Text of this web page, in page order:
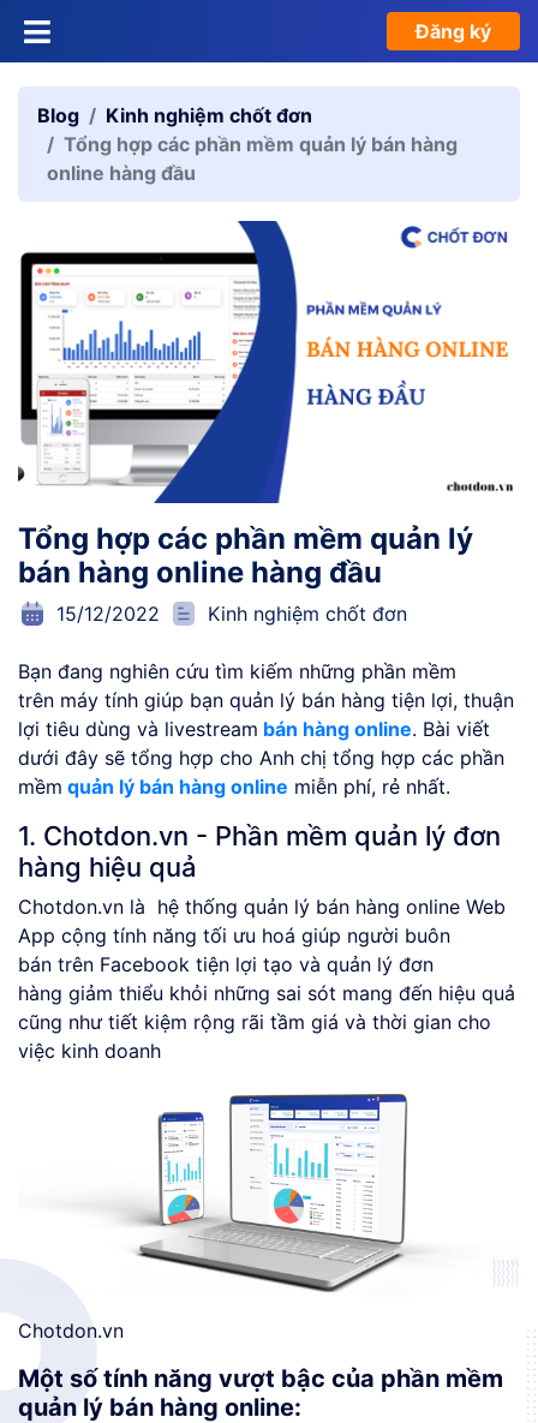
Đăng ký
Blog
Kinh nghiệm chốt đơn
Tổng hợp các phần mềm quản lý bán hàng
online hàng đầu
Tổng hợp các phần mềm quản lý
bán hàng online hàng đầu
15/12/2022 Kinh nghiệm chốt đơn
Bạn đang nghiên cứu tìm kiếm những phần mềm
trên máy tính giúp bạn quản lý bán hàng tiện lợi, thuận
lợi tiêu dùng và livestream bán hàng online. Bài viết
dưới đây sẽ tổng hợp cho Anh chị tổng hợp các phần
mềm quản lý bán hàng online miễn phí, rẻ nhất.
1. Chotdon.vn - Phần mềm quản lý đơn
hàng hiệu quả
Chotdon.vn là hệ thống quản lý bán hàng online Web
App cộng tính năng tối ưu hoá giúp người buôn
bán trên Facebook tiện lợi tạo và quản lý đơn
hàng giảm thiểu khỏi những sai sót mang đến hiệu quả
cũng như tiết kiệm rộng rãi tầm giá và thời gian cho
việc kinh doanh
Chotdon.vn
Một số tính năng vượt bậc của phần mềm
quản lý bán hàng online: